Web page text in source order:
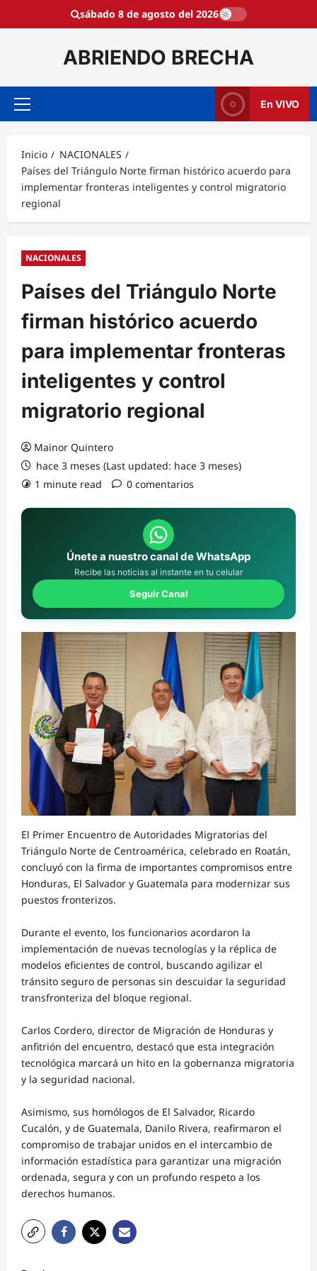
sábado 8 de agosto del 2026
ABRIENDO BRECHA
Menú
En VIVO
Inicio
NACIONALES
Países del Triángulo Norte firman histórico acuerdo para
implementar fronteras inteligentes y control migratorio
regional
NACIONALES
Países del Triángulo Norte
firman histórico acuerdo
para implementar fronteras
inteligentes y control
migratorio regional
Mainor Quintero
hace 3 meses (Last updated: hace 3 meses)
1 minute read
0 comentarios
Únete a nuestro canal de WhatsApp
Recibe las noticias al instante en tu celular
Seguir Canal
El Primer Encuentro de Autoridades Migratorias del
Triángulo Norte de Centroamérica, celebrado en Roatán,
concluyó con la firma de importantes compromisos entre
Honduras, El Salvador y Guatemala para modernizar sus
puestos fronterizos.
Durante el evento, los funcionarios acordaron la
implementación de nuevas tecnologías y la réplica de
modelos eficientes de control, buscando agilizar el
tránsito seguro de personas sin descuidar la seguridad
transfronteriza del bloque regional.
Carlos Cordero, director de Migración de Honduras y
anfitrión del encuentro, destacó que esta integración
tecnológica marcará un hito en la gobernanza migratoria
y la seguridad nacional.
Asimismo, sus homólogos de El Salvador, Ricardo
Cucalón, y de Guatemala, Danilo Rivera, reafirmaron el
compromiso de trabajar unidos en el intercambio de
información estadística para garantizar una migración
ordenada, segura y con un profundo respeto a los
derechos humanos.